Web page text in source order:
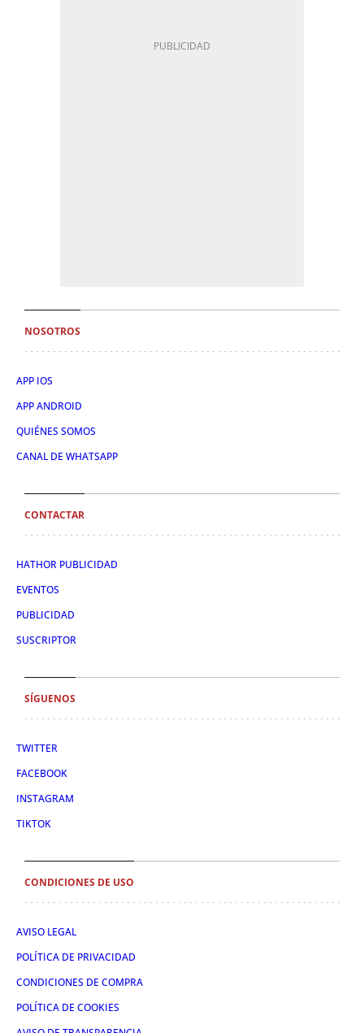
NOSOTROS
APP IOS
APP ANDROID
QUIÉNES SOMOS
CANAL DE WHATSAPP
CONTACTAR
HATHOR PUBLICIDAD
EVENTOS
PUBLICIDAD
SUSCRIPTOR
SÍGUENOS
TWITTER
FACEBOOK
INSTAGRAM
TIKTOK
CONDICIONES DE USO
AVISO LEGAL
POLÍTICA DE PRIVACIDAD
CONDICIONES DE COMPRA
POLÍTICA DE COOKIES